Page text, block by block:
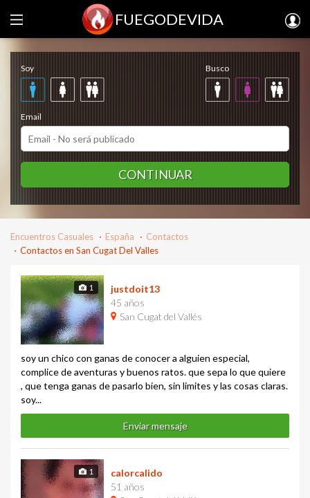
FUEGODEVIDA
Regístrate gratis
Soy Busco
Email
CONTINUAR
Encuentros Casuales España
Contactos
Contactos en San Cugat Del Valles
1
justdoit13
45 años
San Cugat del Vallés
soy un chico con ganas de conocer a alguien especial,
complice de aventuras y buenos ratos. que sepa lo que quiere
, que tenga ganas de pasarlo bien, sin limites y las cosas claras.
soy...
Enviar mensaje
1
calorcalido
51 años